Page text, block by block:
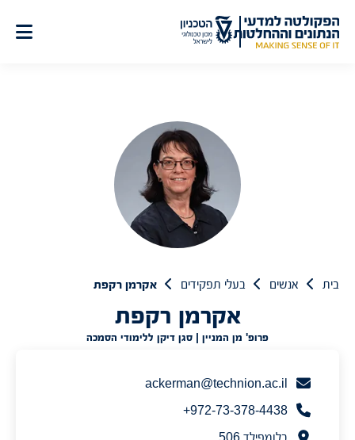
לתוכן
בית אנשים בעלי תפקידים אקרמן רקפת
אקרמן רקפת
פרופ' מן המניין | סגן דיקן ללימודי הסמכה
ackerman@technion.ac.il
972-73-378-4438+
בלומפילד 506